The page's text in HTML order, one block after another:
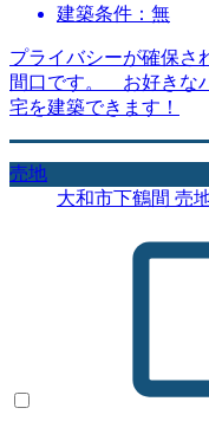
建築条件：無
プライバシーが確保さ
間口です。 お好きな
宅を建築できます！
売地
大和市下鶴間 売